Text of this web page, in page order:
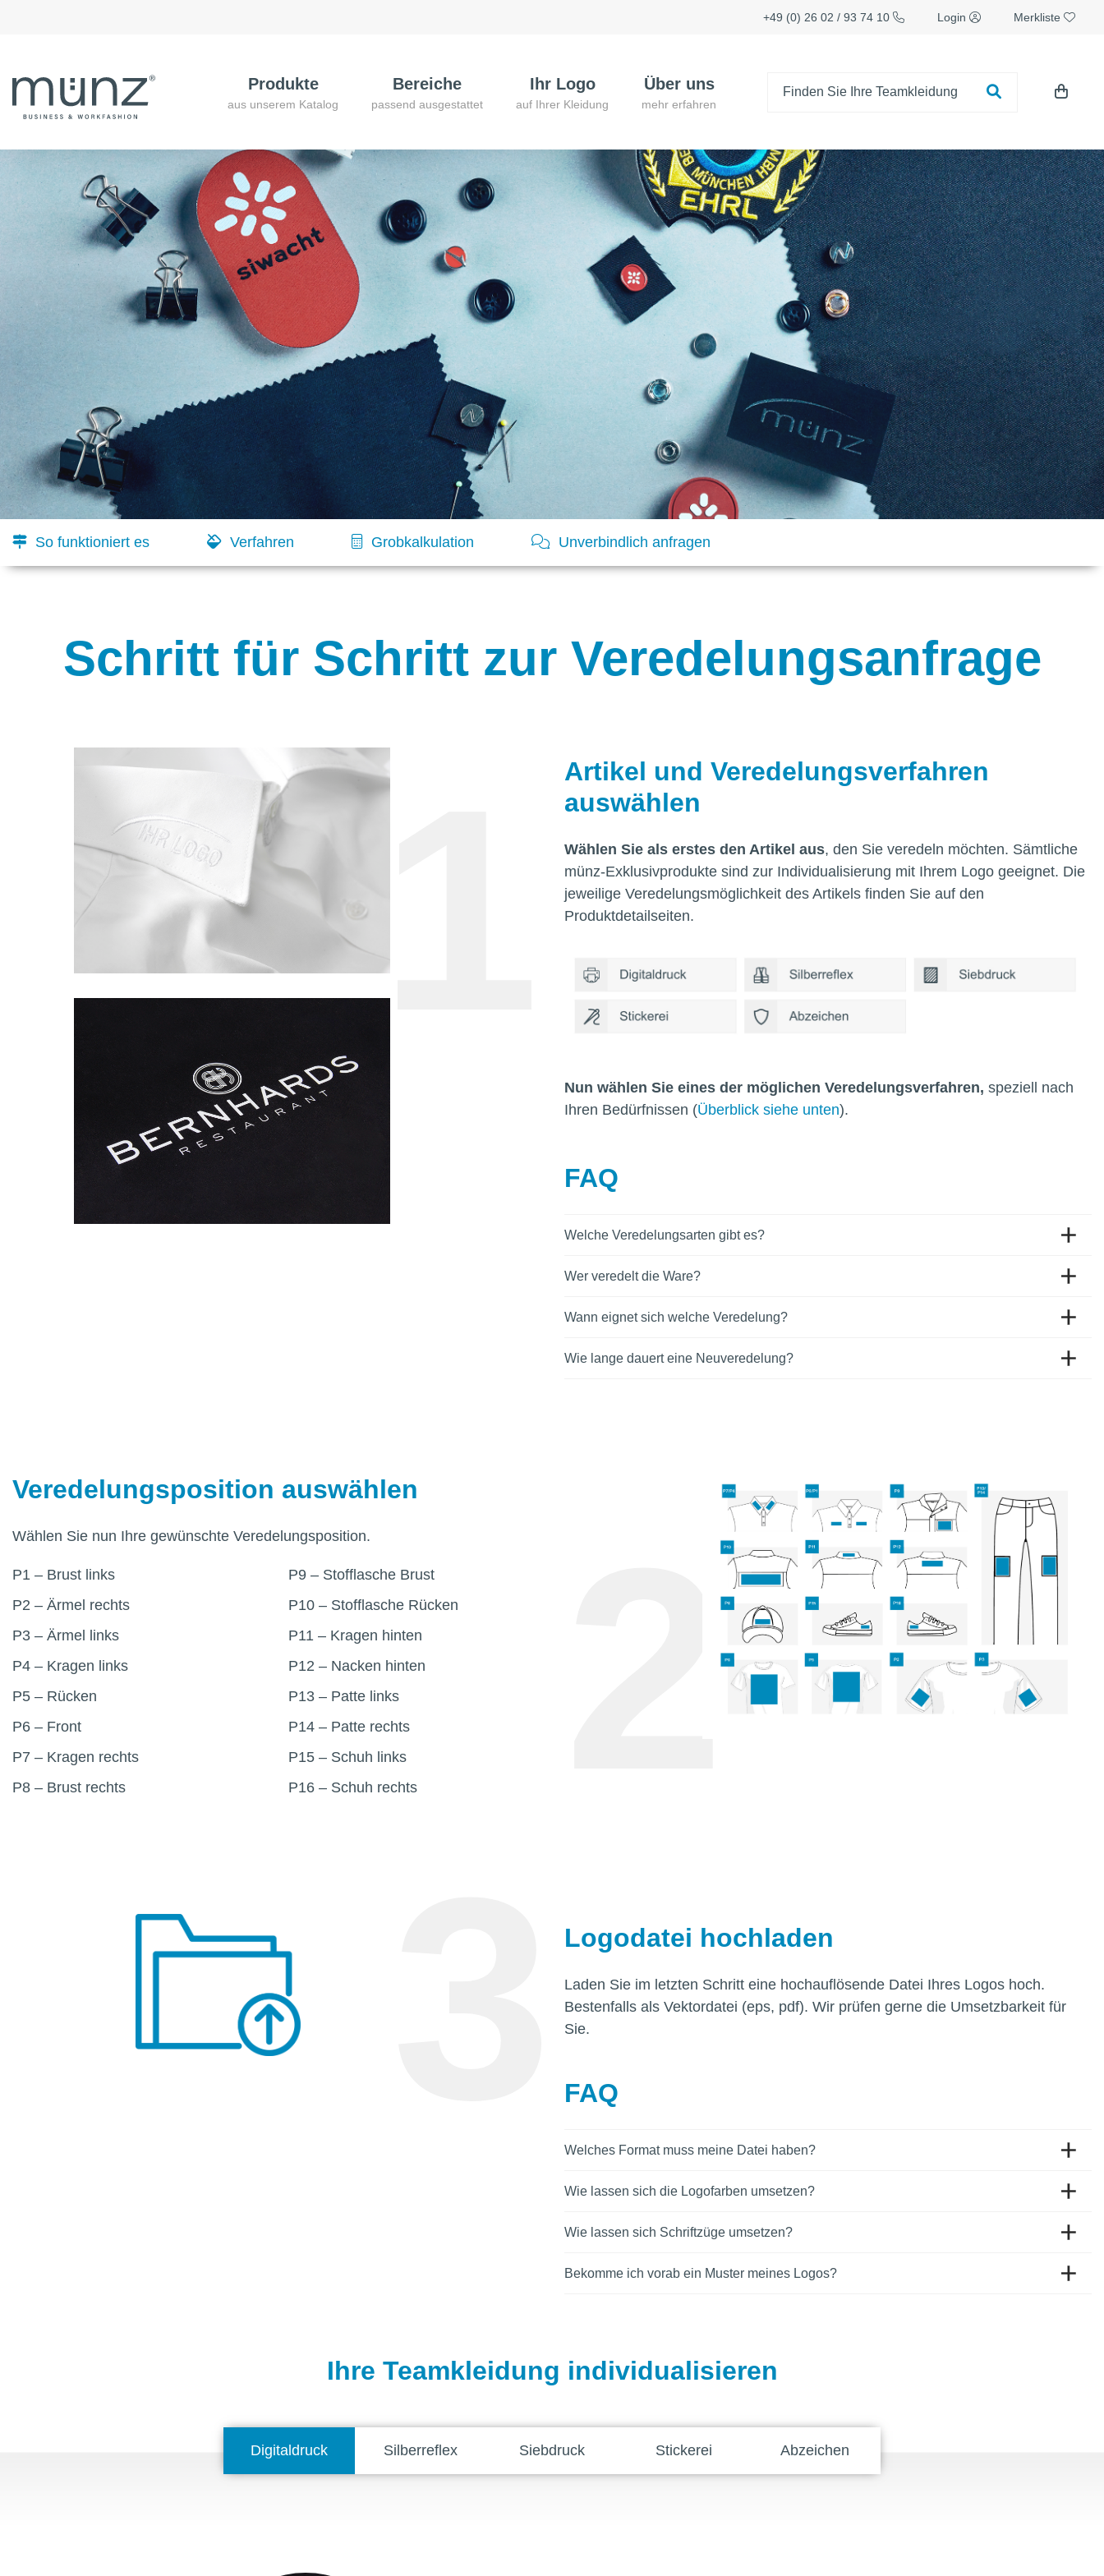
+49 (0) 26 02 / 93 74 10 Login Merkliste
Produkte
aus unserem Katalog
Bereiche
passend ausgestattet
Ihr Logo
auf Ihrer Kleidung
Über uns
mehr erfahren
So funktioniert es Verfahren Grobkalkulation Unverbindlich anfragen
Schritt für Schritt zur Veredelungsanfrage
Artikel und Veredelungsverfahren
auswählen
Wählen Sie als erstes den Artikel aus, den Sie veredeln möchten. Sämtliche
münz-Exklusivprodukte sind zur Individualisierung mit Ihrem Logo geeignet. Die
jeweilige Veredelungsmöglichkeit des Artikels finden Sie auf den
Produktdetailseiten.
Nun wählen Sie eines der möglichen Veredelungsverfahren, speziell nach
Ihren Bedürfnissen (Überblick siehe unten).
FAQ
Welche Veredelungsarten gibt es?
Wer veredelt die Ware?
Wann eignet sich welche Veredelung?
Wie lange dauert eine Neuveredelung?
Veredelungsposition auswählen
Wählen Sie nun Ihre gewünschte Veredelungsposition.
P1 – Brust links
P2 – Ärmel rechts
P3 – Ärmel links
P4 – Kragen links
P5 – Rücken
P6 – Front
P7 – Kragen rechts
P8 – Brust rechts
P9 – Stofflasche Brust
P10 – Stofflasche Rücken
P11 – Kragen hinten
P12 – Nacken hinten
P13 – Patte links
P14 – Patte rechts
P15 – Schuh links
P16 – Schuh rechts
Logodatei hochladen
Laden Sie im letzten Schritt eine hochauflösende Datei Ihres Logos hoch.
Bestenfalls als Vektordatei (eps, pdf). Wir prüfen gerne die Umsetzbarkeit für
Sie.
FAQ
Welches Format muss meine Datei haben?
Wie lassen sich die Logofarben umsetzen?
Wie lassen sich Schriftzüge umsetzen?
Bekomme ich vorab ein Muster meines Logos?
Ihre Teamkleidung individualisieren
Digitaldruck Silberreflex Siebdruck Stickerei Abzeichen